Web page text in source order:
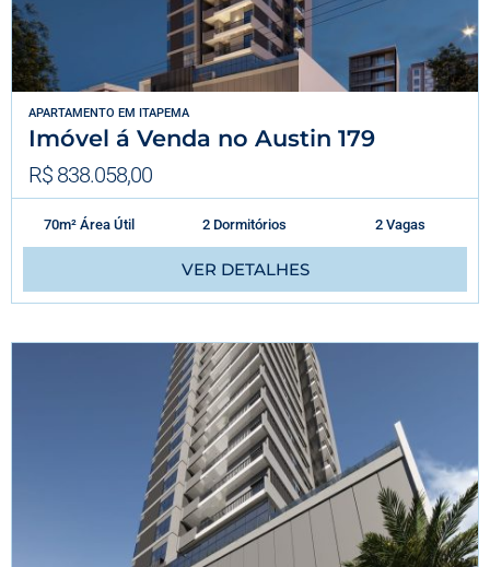
APARTAMENTO EM ITAPEMA
Imóvel á Venda no Austin 179
R$ 838.058,00
70m² Área Útil 2 Dormitórios 2 Vagas
VER DETALHES